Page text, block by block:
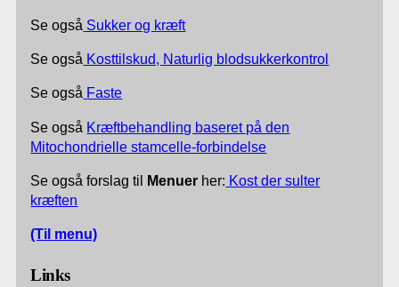
Se også Sukker og kræft
Se også Kosttilskud, Naturlig blodsukkerkontrol
Se også Faste
Se også Kræftbehandling baseret på den
Mitochondrielle stamcelle-forbindelse
Se også forslag til Menuer her: Kost der sulter
kræften
(Til menu)
Links